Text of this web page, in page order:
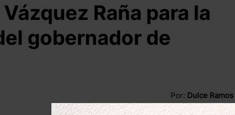
Raña para la
gobernador de
Por: Dulce Ramos
@WikiRamos